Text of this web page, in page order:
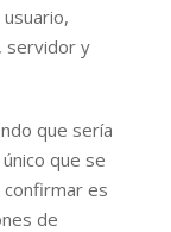
servidor y
que sería
que se
es
de